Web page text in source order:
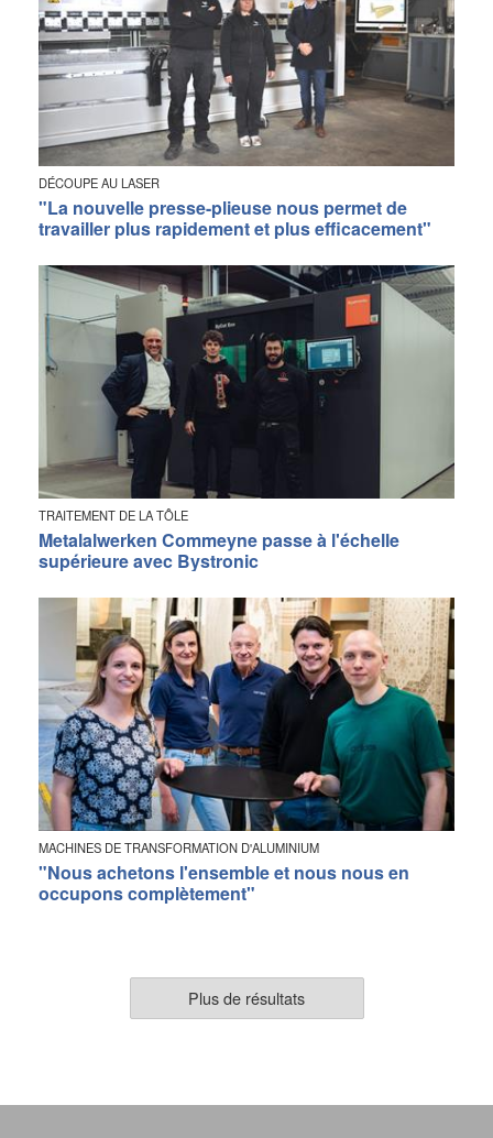
DÉCOUPE AU LASER
"La nouvelle presse-plieuse nous permet de
travailler plus rapidement et plus efficacement"
TRAITEMENT DE LA TÔLE
Metalalwerken Commeyne passe à l'échelle
supérieure avec Bystronic
MACHINES DE TRANSFORMATION D'ALUMINIUM
"Nous achetons l'ensemble et nous nous en
occupons complètement"
Plus de résultats